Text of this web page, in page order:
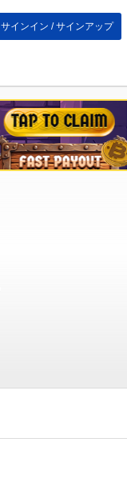
サインイン / サインアップ